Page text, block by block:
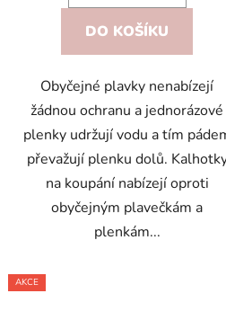
DO KOŠÍKU
Obyčejné plavky nenabízejí
žádnou ochranu a jednorázové
plenky udržují vodu a tím
převažují plenku dolů.
na koupání nabízejí oproti
obyčejným plavečkám a
plenkám...
AKCE